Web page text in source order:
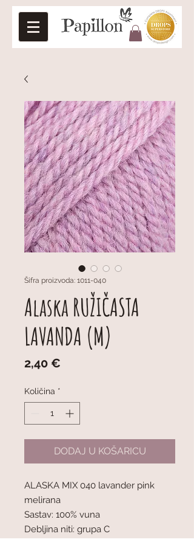
Šifra proizvoda: 1011-040
Alaska RUŽIČASTA
LAVANDA (M)
2,40 €
Količina *
DODAJ U KOŠARICU
ALASKA MIX 040 lavander pink
melirana
Sastav: 100% vuna
Debljina niti: grupa C